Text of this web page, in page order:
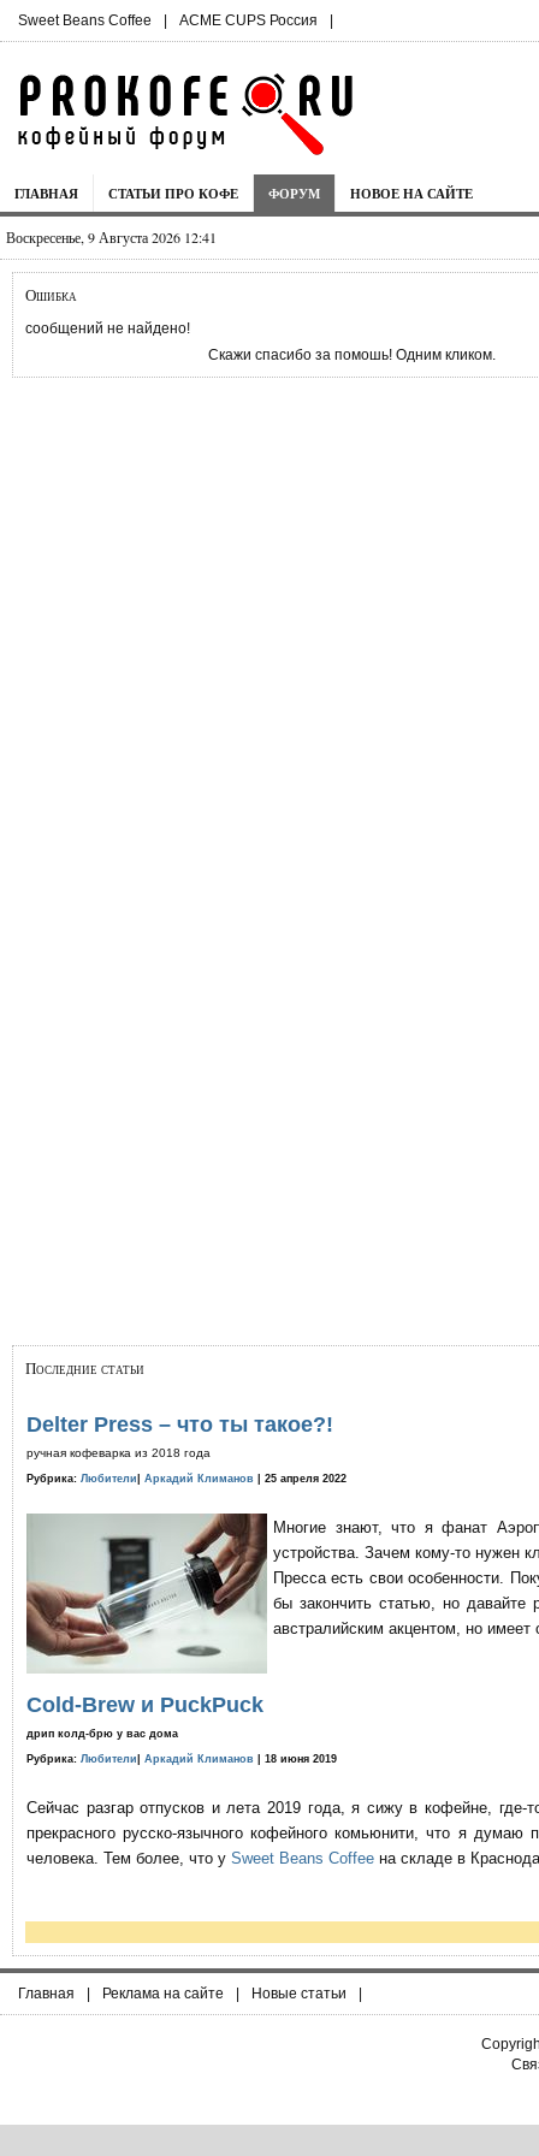
Sweet Beans Coffee | ACME CUPS Россия |
ГЛАВНАЯ СТАТЬИ ПРО КОФЕ ФОРУМ НОВОЕ НА САЙТЕ
Воскресенье, 9 Августа 2026 12:41
Ошибка
сообщений не найдено!
Скажи спасибо за помошь! Одним кликом.
Последние статьи
Delter Press – что ты такое?!
ручная кофеварка из 2018 года
Рубрика: Любители Аркадий Климанов | 25 апреля 2022
Многие знают, что я фанат
устройства. Зачем кому-то нужен
Пресса есть свои особенности.
бы закончить статью, но давайте
австралийским акцентом, но имеет
Cold-Brew и PuckPuck
дрип колд-брю у вас дома
Рубрика: Любители Аркадий Климанов | 18 июня 2019
Сейчас разгар отпусков и лета 2019 года, я сижу в кофейне,
прекрасного русско-язычного кофейного комьюнити, что я
человека. Тем более, что у Sweet Beans Coffee на складе в
Главная | Реклама на сайте | Новые статьи |